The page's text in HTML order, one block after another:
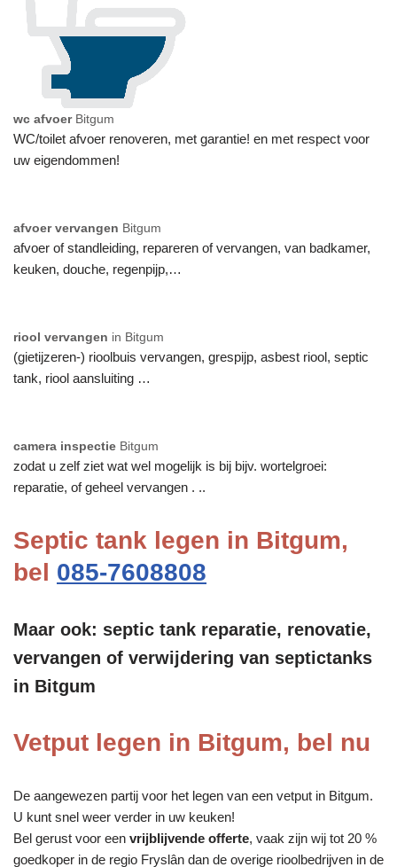
wc afvoer Bitgum
WC/toilet afvoer renoveren, met garantie! en met respect voor
uw eigendommen!
afvoer vervangen Bitgum
afvoer of standleiding, repareren of vervangen, van badkamer,
keuken, douche, regenpijp,…
riool vervangen in Bitgum
(gietijzeren-) rioolbuis vervangen, grespijp, asbest riool, septic
tank, riool aansluiting …
camera inspectie Bitgum
zodat u zelf ziet wat wel mogelijk is bij bijv. wortelgroei:
reparatie, of geheel vervangen . ..
Septic tank legen in Bitgum,
bel 085-7608808
Maar ook: septic tank reparatie, renovatie,
vervangen of verwijdering van septictanks
in Bitgum
Vetput legen in Bitgum, bel nu
De aangewezen partij voor het legen van een vetput in Bitgum.
U kunt snel weer verder in uw keuken!
Bel gerust voor een vrijblijvende offerte, vaak zijn wij tot 20 %
goedkoper in de regio Fryslân dan de overige rioolbedrijven in de